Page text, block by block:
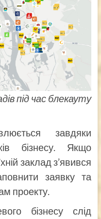
під час блекауту
завдяки
бізнесу. Якщо
заклад з’явився
заявку та
проекту.
бізнесу слід